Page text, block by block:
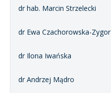
dr hab. Marcin Strzelecki
dr Ewa Czachorowska-Zygor
dr Ilona Iwańska
dr Andrzej Mądro